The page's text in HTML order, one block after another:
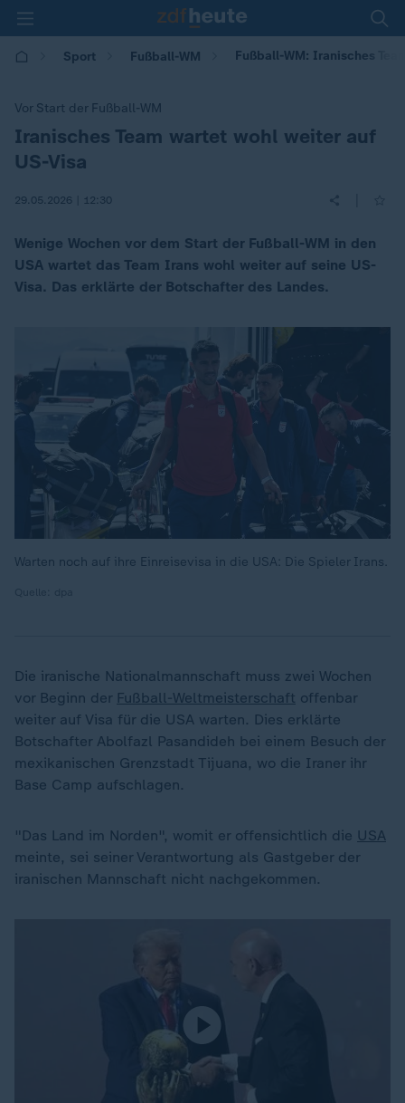
Sport Fußball-WM Fußball-WM: Iranisches
Vor Start der Fußball-WM
:
Iranisches Team wartet wohl weiter auf
US-Visa
29.05.2026 | 12:30
Wenige Wochen vor dem Start der Fußball-WM in den
USA wartet das Team Irans wohl weiter auf seine US-
Visa. Das erklärte der Botschafter des Landes.
Warten noch auf ihre Einreisevisa in die USA: Die Spieler Irans.
Die iranische Nationalmannschaft muss zwei Wochen
vor Beginn der Fußball-Weltmeisterschaft offenbar
weiter auf Visa für die USA warten. Dies erklärte
Botschafter Abolfazl Pasandideh bei einem Besuch der
mexikanischen Grenzstadt Tijuana, wo die Iraner ihr
Base Camp aufschlagen.
"Das Land im Norden", womit er offensichtlich die USA
meinte, sei seiner Verantwortung als Gastgeber der
iranischen Mannschaft nicht nachgekommen.